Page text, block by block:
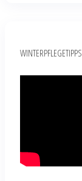
WINTERPFLEGETIPPS